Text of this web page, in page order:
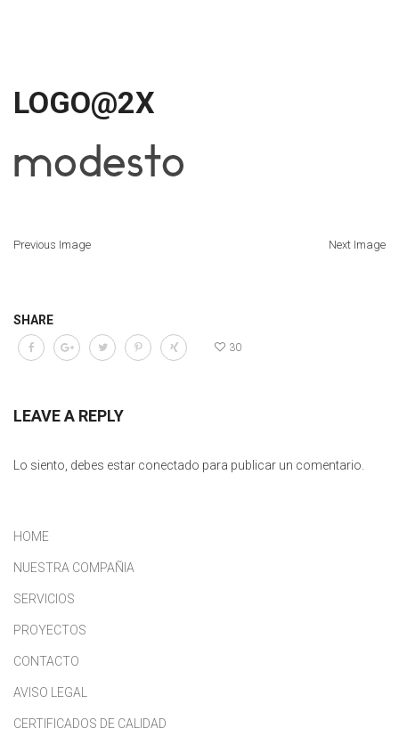
LOGO@2X
Previous Image Next Image
SHARE
30
LEAVE A REPLY
Lo siento, debes estar conectado para publicar un comentario.
HOME
NUESTRA COMPAÑIA
SERVICIOS
PROYECTOS
CONTACTO
AVISO LEGAL
CERTIFICADOS DE CALIDAD